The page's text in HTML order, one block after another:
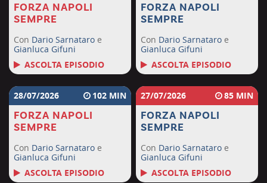
FORZA NAPOLI
SEMPRE
Con Dario Sarnataro e
Gianluca Gifuni
ASCOLTA EPISODIO
FORZA NAPOLI
SEMPRE
Con Dario Sarnataro e
Gianluca Gifuni
ASCOLTA EPISODIO
28/07/2026 102
FORZA NAPOLI
SEMPRE
Con Dario Sarnataro e
Gianluca Gifuni
ASCOLTA EPISODIO
27/07/2026 85
FORZA NAPOLI
SEMPRE
Con Dario Sarnataro e
Gianluca Gifuni
ASCOLTA EPISODIO